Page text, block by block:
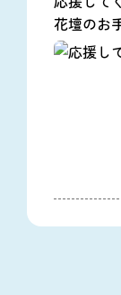
花壇のお